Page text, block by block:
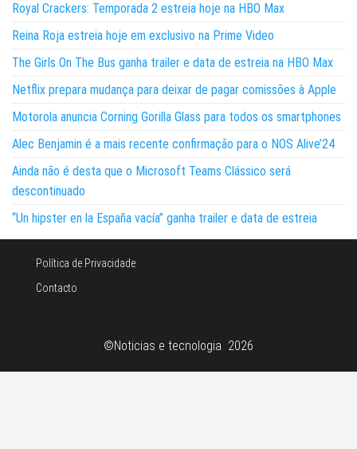
Royal Crackers: Temporada 2 estreia hoje na HBO Max
Reina Roja estreia hoje em exclusivo na Prime Video
The Girls On The Bus ganha trailer e data de estreia na HBO Max
Netflix prepara mudança para deixar de pagar comissões à Apple
Motorola anuncia Corning Gorilla Glass para todos os smartphones
Alec Benjamin é a mais recente confirmação para o NOS Alive’24
Ainda não é desta que o Microsoft Teams Clássico será
descontinuado
“Un hipster en la España vacía” ganha trailer e data de estreia
Política de Privacidade
Contacto
©Noticias e tecnologia 2026